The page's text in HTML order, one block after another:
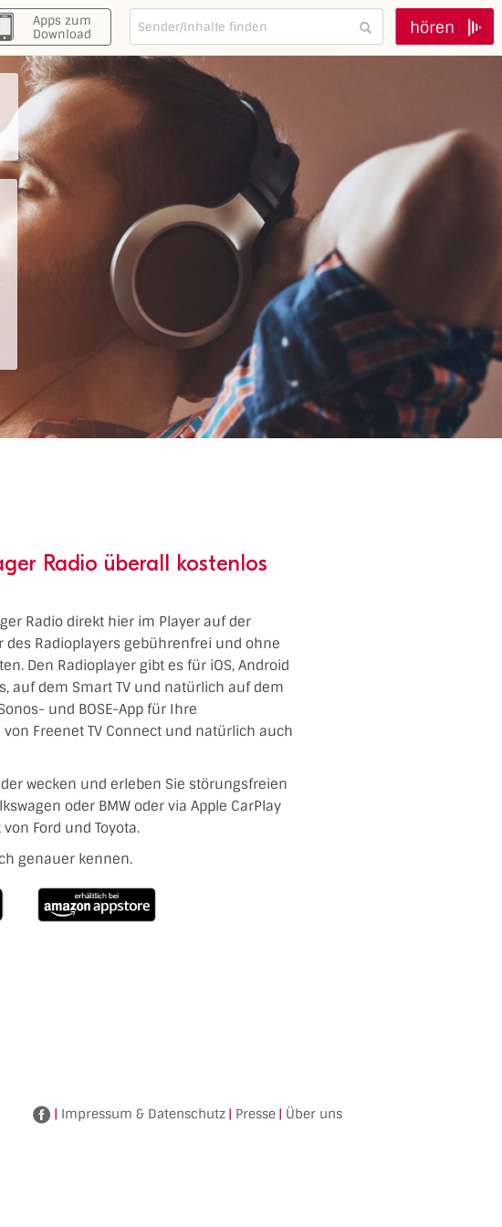
Apps zum
Download
hören
Radio überall kostenlos
Radio direkt hier im Player auf der
des Radioplayers gebührenfrei und ohne
Den Radioplayer gibt es für iOS, Android
auf dem Smart TV und natürlich auf dem
und BOSE-App für Ihre
Freenet TV Connect und natürlich auch
wecken und erleben Sie störungsfreien
oder BMW oder via Apple CarPlay
Ford und Toyota.
genauer kennen.
Facebook
| Impressum & Datenschutz | Presse | Über uns